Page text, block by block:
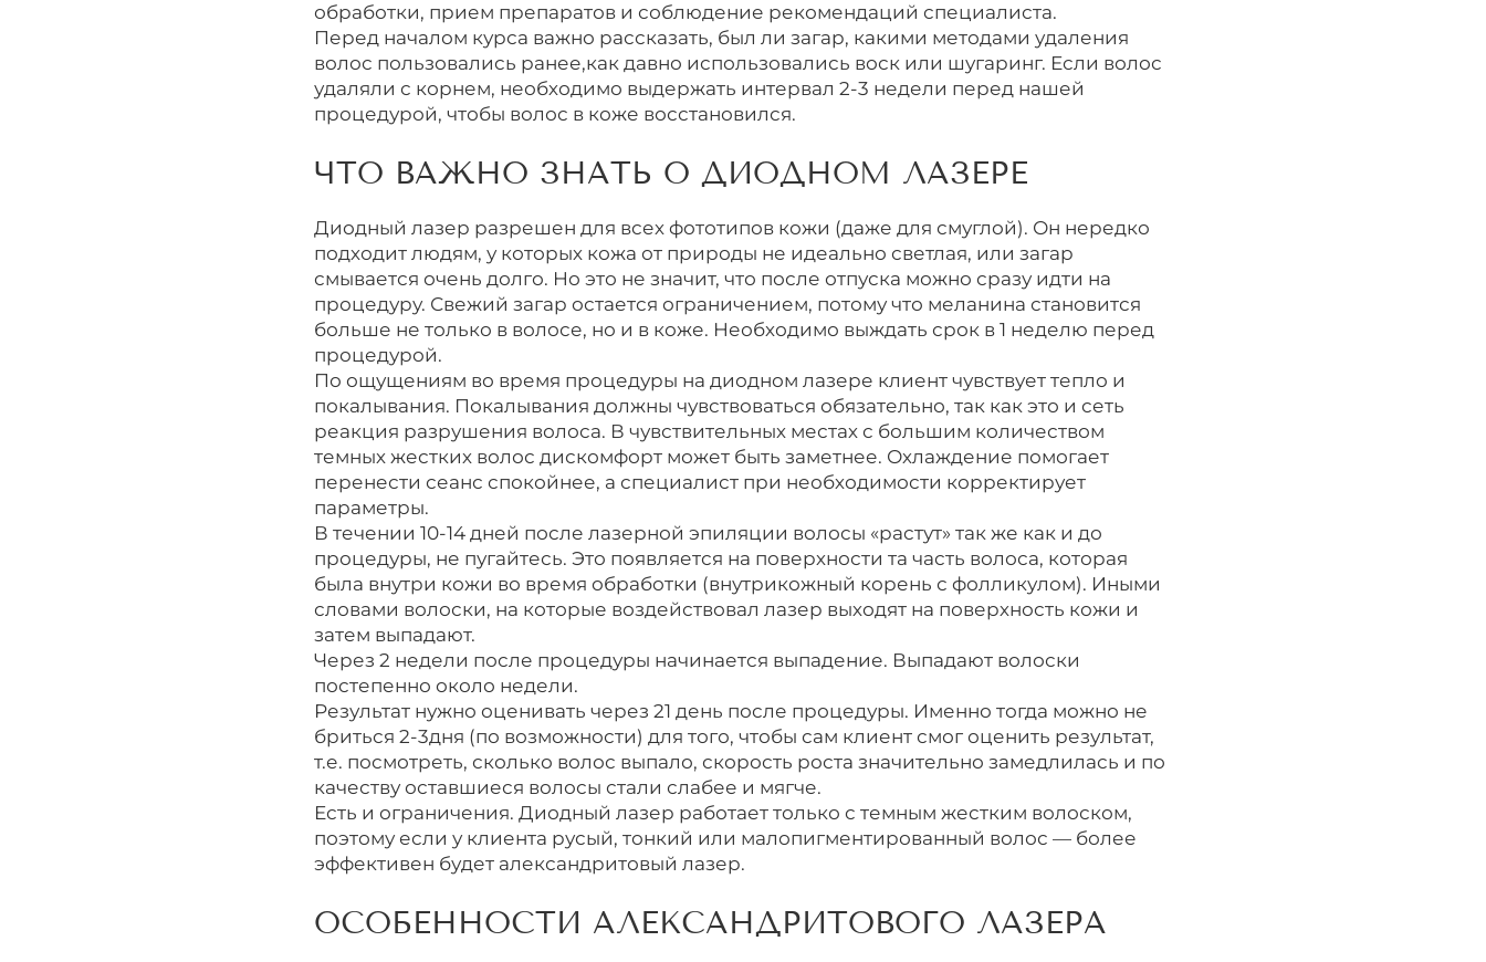
обработки, прием препаратов и соблюдение рекомендаций специалиста.
Перед началом курса важно рассказать, был ли загар, какими методами удаления
волос пользовались ранее,как давно использовались воск или шугаринг. Если волос
удаляли с корнем, необходимо выдержать интервал 2-3 недели перед нашей
процедурой, чтобы волос в коже восстановился.
ЧТО ВАЖНО ЗНАТЬ О ДИОДНОМ ЛАЗЕРЕ
Диодный лазер разрешен для всех фототипов кожи (даже для смуглой). Он нередко
подходит людям, у которых кожа от природы не идеально светлая, или загар
смывается очень долго. Но это не значит, что после отпуска можно сразу идти на
процедуру. Свежий загар остается ограничением, потому что меланина становится
больше не только в волосе, но и в коже. Необходимо выждать срок в 1 неделю перед
процедурой.
По ощущениям во время процедуры на диодном лазере клиент чувствует тепло и
покалывания. Покалывания должны чувствоваться обязательно, так как это и сеть
реакция разрушения волоса. В чувствительных местах с большим количеством
темных жестких волос дискомфорт может быть заметнее. Охлаждение помогает
перенести сеанс спокойнее, а специалист при необходимости корректирует
параметры.
В течении 10-14 дней после лазерной эпиляции волосы «растут» так же как и до
процедуры, не пугайтесь. Это появляется на поверхности та часть волоса, которая
была внутри кожи во время обработки (внутрикожный корень с фолликулом). Иными
словами волоски, на которые воздействовал лазер выходят на поверхность кожи и
затем выпадают.
Через 2 недели после процедуры начинается выпадение. Выпадают волоски
постепенно около недели.
Результат нужно оценивать через 21 день после процедуры. Именно тогда можно не
бриться 2-3дня (по возможности) для того, чтобы сам клиент смог оценить результат,
т.е. посмотреть, сколько волос выпало, скорость роста значительно замедлилась и по
качеству оставшиеся волосы стали слабее и мягче.
Есть и ограничения. Диодный лазер работает только с темным жестким волоском,
поэтому если у клиента русый, тонкий или малопигментированный волос — более
эффективен будет александритовый лазер.
ОСОБЕННОСТИ АЛЕКСАНДРИТОВОГО ЛАЗЕРА